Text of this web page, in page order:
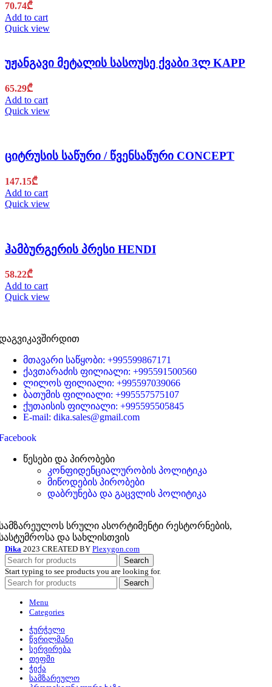
70.74₾
Add to cart
Quick view
უჟანგავი მეტალის სასოუსე ქვაბი 3ლ KAPP
65.29₾
Add to cart
Quick view
ციტრუსის საწური / წვენსაწური CONCEPT
147.15₾
Add to cart
Quick view
ჰამბურგერის პრესი HENDI
58.22₾
Add to cart
Quick view
მთავარი საწყობი: +995599867171
ქავთარაძის ფილიალი: +995591500560
ლილოს ფილიალი: +995597039066
ბათუმის ფილიალი: +995557575107
ქუთაისის ფილიალი: +995595505845
E-mail: dika.sales@gmail.com
წესები და პირობები
კონფიდენციალურობის პოლიტიკა
მიწოდების პირობები
დაბრუნება და გაცვლის პოლიტიკა
სრული ასორტიმენტი რესტორნების,
და სახლისთვის
Dika 2023 CREATED BY Plexygon.com
Search
Start typing to see products you are looking for.
Search
Menu
Categories
ჭურჭელი
წვრილმანი
სერვირება
თეფში
ჭიქა
სამზარეულო